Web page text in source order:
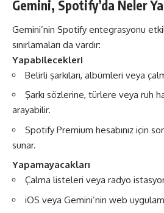
Gemini, Spotify’da Neler
Gemini’nin Spotify entegrasyonu
sınırlamaları da vardır:
Yapabilecekleri
Belirli şarkıları, albümleri veya
Şarkı sözlerine, türlere veya ruh
arayabilir.
Spotify Premium hesabınız için
sunar​​.
Yapamayacakları
Çalma listeleri veya radyo
iOS veya Gemini’nin web